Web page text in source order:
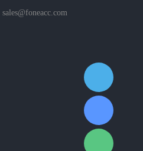
sales@foneacc.com